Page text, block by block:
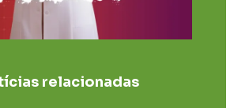
relacionadas